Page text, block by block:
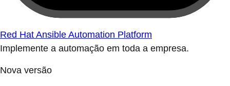
Red Hat Ansible Automation Platform
Implemente a automação em toda a empresa.
Nova versão